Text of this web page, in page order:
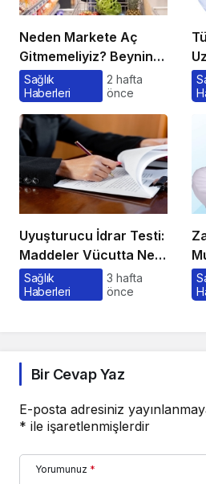
Neden Markete Aç
Gitmemeliyiz? Beynin
Satın Alma Psikolojisi
Sağlık
Haberleri
2 hafta
önce
Uyuşturucu İdrar Testi:
Maddeler Vücutta Ne
Kadar Kalır, Süreç
Nasıl İşler?
Sağlık
Haberleri
3 hafta
önce
Bir Cevap Yaz
E-posta adresiniz
* ile işaretlenmişlerdir
Yorumunuz *